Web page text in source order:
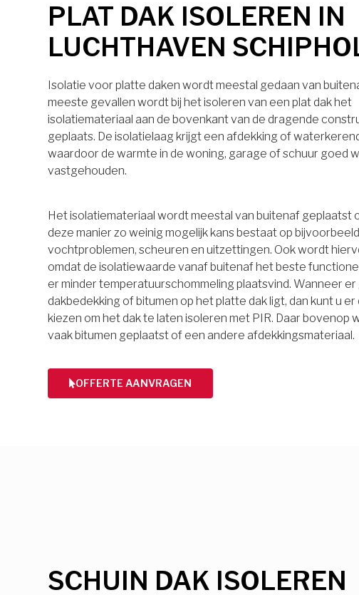
PLAT DAK ISOLEREN IN
LUCHTHAVEN
Isolatie voor platte daken wordt meestal gedaan van
meeste gevallen wordt bij het isoleren van een plat dak het
isolatiemateriaal aan de bovenkant van de dragende
geplaats. De isolatielaag krijgt een afdekking of
waardoor de warmte in de woning, garage of schuur goed
vastgehouden.
Het isolatiemateriaal wordt meestal van buitenaf geplaatst
deze manier zo weinig mogelijk kans bestaat op bijvoorbeeld
vochtproblemen, scheuren en uitzettingen. Ook wordt
omdat de isolatiewaarde vanaf buitenaf het beste
er minder temperatuurschommeling plaatsvind. Wanneer er
dakbedekking of bitumen op het platte dak ligt, dan kunt u
kiezen om het dak te laten isoleren met PIR. Daar bovenop
vaak bitumen geplaatst of een andere afdekkingsmateriaal.
OFFERTE AANVRAGEN
SCHUIN DAK ISOLEREN